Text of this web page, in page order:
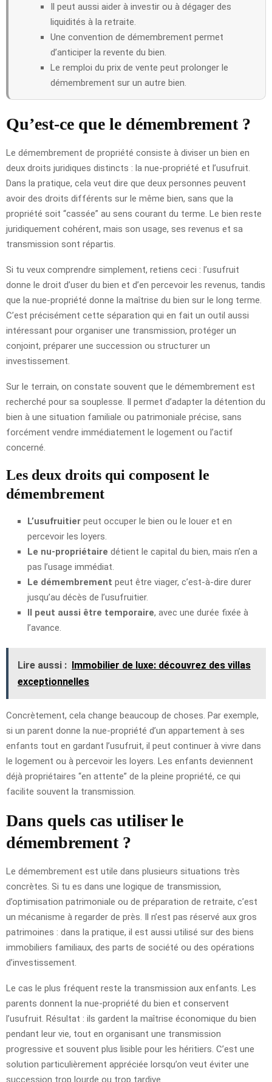
Il peut aussi aider à investir ou à dégager des
liquidités à la retraite.
Une convention de démembrement permet
d’anticiper la revente du bien.
Le remploi du prix de vente peut prolonger le
démembrement sur un autre bien.
Qu’est-ce que le démembrement ?
Le démembrement de propriété consiste à diviser un bien en
deux droits juridiques distincts : la nue-propriété et l’usufruit.
Dans la pratique, cela veut dire que deux personnes peuvent
avoir des droits différents sur le même bien, sans que la
propriété soit “cassée” au sens courant du terme. Le bien reste
juridiquement cohérent, mais son usage, ses revenus et sa
transmission sont répartis.
Si tu veux comprendre simplement, retiens ceci : l’usufruit
donne le droit d’user du bien et d’en percevoir les revenus, tandis
que la nue-propriété donne la maîtrise du bien sur le long terme.
C’est précisément cette séparation qui en fait un outil aussi
intéressant pour organiser une transmission, protéger un
conjoint, préparer une succession ou structurer un
investissement.
Sur le terrain, on constate souvent que le démembrement est
recherché pour sa souplesse. Il permet d’adapter la détention du
bien à une situation familiale ou patrimoniale précise, sans
forcément vendre immédiatement le logement ou l’actif
concerné.
Les deux droits qui composent le
démembrement
L’usufruitier peut occuper le bien ou le louer et en
percevoir les loyers.
Le nu-propriétaire détient le capital du bien, mais n’en a
pas l’usage immédiat.
Le démembrement peut être viager, c’est-à-dire durer
jusqu’au décès de l’usufruitier.
Il peut aussi être temporaire, avec une durée fixée à
l’avance.
Lire aussi : Immobilier de luxe: découvrez des villas
exceptionnelles
Concrètement, cela change beaucoup de choses. Par exemple,
si un parent donne la nue-propriété d’un appartement à ses
enfants tout en gardant l’usufruit, il peut continuer à vivre dans
le logement ou à percevoir les loyers. Les enfants deviennent
déjà propriétaires “en attente” de la pleine propriété, ce qui
facilite souvent la transmission.
Dans quels cas utiliser le
démembrement ?
Le démembrement est utile dans plusieurs situations très
concrètes. Si tu es dans une logique de transmission,
d’optimisation patrimoniale ou de préparation de retraite, c’est
un mécanisme à regarder de près. Il n’est pas réservé aux gros
patrimoines : dans la pratique, il est aussi utilisé sur des biens
immobiliers familiaux, des parts de société ou des opérations
d’investissement.
Le cas le plus fréquent reste la transmission aux enfants. Les
parents donnent la nue-propriété du bien et conservent
l’usufruit. Résultat : ils gardent la maîtrise économique du bien
pendant leur vie, tout en organisant une transmission
progressive et souvent plus lisible pour les héritiers. C’est une
solution particulièrement appréciée lorsqu’on veut éviter une
succession trop lourde ou trop tardive.